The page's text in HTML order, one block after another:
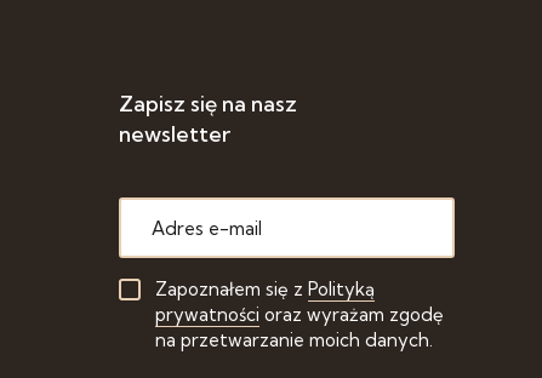
Zapisz się na nasz
newsletter
Zapoznałem się z Polityką
prywatności oraz wyrażam zgodę
na przetwarzanie moich danych.